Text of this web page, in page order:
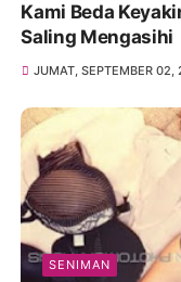
Kami Beda
Saling Mengasihi
JUMAT, SEPTEMBER 02,
SENIMAN